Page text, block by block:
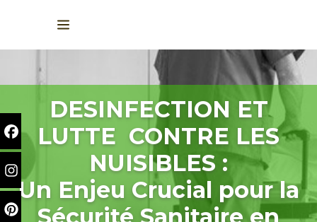
DESINFECTION ET
LUTTE CONTRE LES
NUISIBLES :
Un Enjeu Crucial pour la